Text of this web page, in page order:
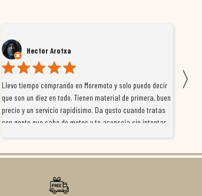
Arotxa
en Moremoto y solo puedo decir
en todo. Tienen material de primera, buen
rapidísimo. Da gusto cuando tratas
sabe de motos y te aconseja sin intentar
disfrutan lo que hacen. Si te gusta la
rapidez y buen rollo. ??️
Vengo comprando
la tienda online
tienen en Madrid.
trabaja en la
años que llevan
〉